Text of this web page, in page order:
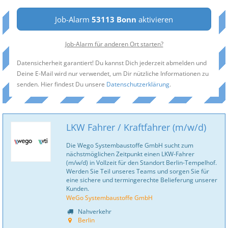
Job-Alarm 53113 Bonn aktivieren
Job-Alarm für anderen Ort starten?
Datensicherheit garantiert! Du kannst Dich jederzeit abmelden und
Deine E-Mail wird nur verwendet, um Dir nützliche Informationen zu
senden. Hier findest Du unsere Datenschutzerklärung.
LKW Fahrer / Kraftfahrer (m/w/d)
Die Wego Systembaustoffe GmbH sucht zum
nächstmöglichen Zeitpunkt einen LKW-Fahrer
(m/w/d) in Vollzeit für den Standort Berlin-Tempelhof.
Werden Sie Teil unseres Teams und sorgen Sie für
eine sichere und termingerechte Belieferung unserer
Kunden.
WeGo Systembaustoffe GmbH
Nahverkehr
Berlin